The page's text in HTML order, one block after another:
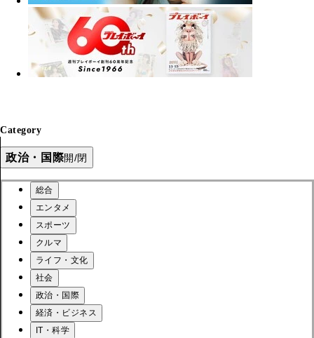
Category
政治・国際開/閉
総合
エンタメ
スポーツ
クルマ
ライフ・文化
社会
政治・国際
経済・ビジネス
IT・科学